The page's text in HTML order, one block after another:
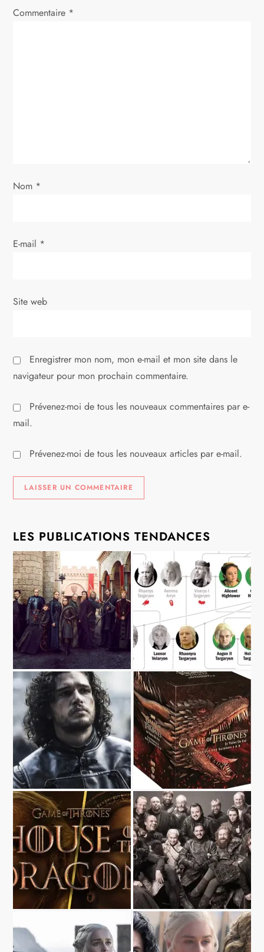
i
’
r
i
l
e
Commentaire *
Nom *
E-mail *
Site web
Enregistrer mon nom, mon e-mail et mon site dans le
navigateur pour mon prochain commentaire.
Prévenez-moi de tous les nouveaux commentaires par e-
mail.
Prévenez-moi de tous les nouveaux articles par e-mail.
LES PUBLICATIONS TENDANCES